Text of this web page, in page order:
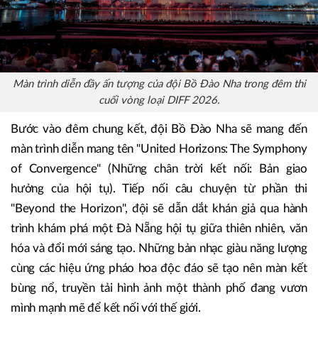
Màn trình diễn đầy ấn tượng của đội Bồ Đào Nha trong đêm thi
cuối vòng loại DIFF 2026.
Bước vào đêm chung kết, đội Bồ Đào Nha sẽ mang đến
màn trình diễn mang tên "United Horizons: The Symphony
of Convergence" (Những chân trời kết nối: Bản giao
hưởng của hội tụ). Tiếp nối câu chuyện từ phần thi
"Beyond the Horizon", đội sẽ dẫn dắt khán giả qua hành
trình khám phá một Đà Nẵng hội tụ giữa thiên nhiên, văn
hóa và đổi mới sáng tạo. Những bản nhạc giàu năng lượng
cùng các hiệu ứng pháo hoa độc đáo sẽ tạo nên màn kết
bùng nổ, truyền tải hình ảnh một thành phố đang vươn
mình mạnh mẽ để kết nối với thế giới.